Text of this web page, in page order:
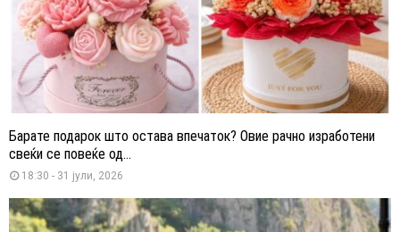
Барате подарок што остава впечаток? Овие рачно изработени
свеќи се повеќе од...
18:30 - 31 јули, 2026